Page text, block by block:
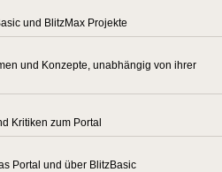
und BlitzMax Projekte
und Konzepte, unabhängig von ihrer
Kritiken zum Portal
Portal und über BlitzBasic